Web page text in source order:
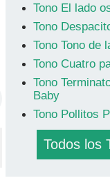
Tono El lado
Tono
Tono Tono de
Tono Cuatro
Tono
Baby
Tono Pollitos
Todos los